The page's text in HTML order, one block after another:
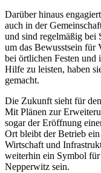
Darüber hinaus
auch in der
und sind regelmäßig bei
um das Bewusstsein für
bei örtlichen Festen und
Hilfe zu leisten, haben
gemacht.
Die Zukunft sieht für
Mit Plänen zur
sogar der Eröffnung
Ort bleibt der Betrieb
Wirtschaft und
weiterhin ein Symbol
Nepperwitz sein.